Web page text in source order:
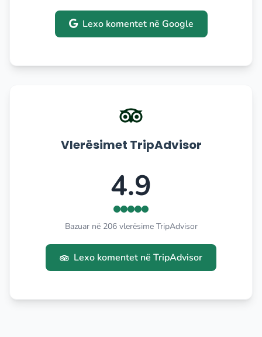
Lexo komentet në Google
Vlerësimet TripAdvisor
4.9
Bazuar në 206 vlerësime TripAdvisor
Lexo komentet në TripAdvisor